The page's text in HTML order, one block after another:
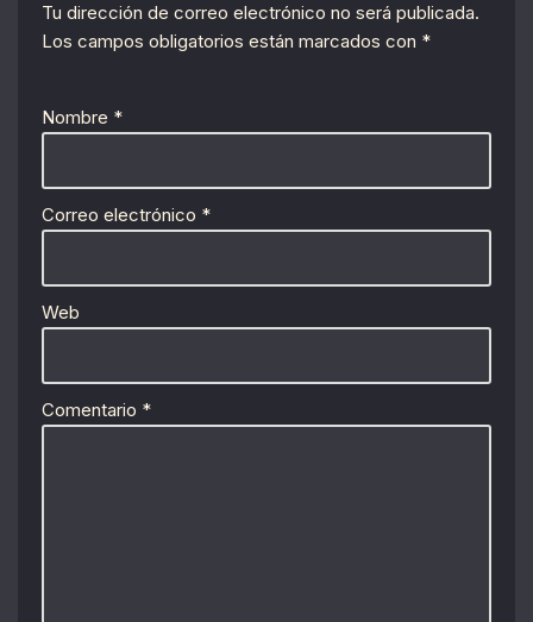
Tu dirección de correo electrónico no será publicada.
Los campos obligatorios están marcados con *
Nombre *
Correo electrónico *
Web
Comentario *